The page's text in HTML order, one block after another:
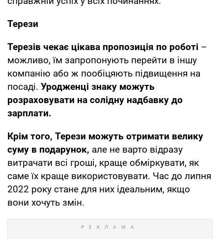
Терези
Терезів чекає цікава пропозиція по роботі –
можливо, їм запропонують перейти в іншу
компанію або ж пообіцяють підвищення на
посаді. Уродженці знаку можуть
розраховувати на солідну надбавку до
зарплати.
Крім того, Терези можуть отримати велику
суму в подарунок, але не варто відразу
витрачати всі гроші, краще обміркувати, як
саме їх краще використовувати. Час до липня
2022 року стане для них ідеальним, якщо
вони хочуть змін.